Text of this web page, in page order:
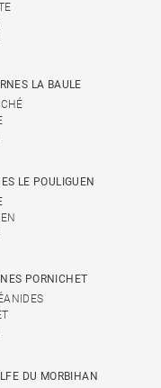
LA BAULE
LE POULIGUEN
PORNICHET
DU MORBIHAN